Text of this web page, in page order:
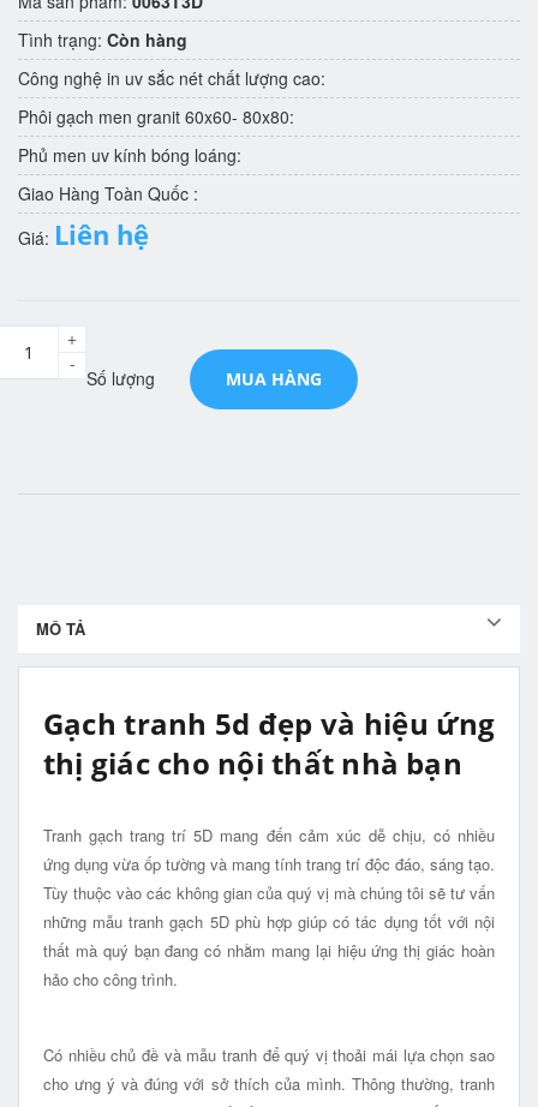
Tình trạng: Còn hàng
Công nghệ in uv sắc nét chất lượng cao:
Phôi gạch men granit 60x60- 80x80:
Phủ men uv kính bóng loáng:
Giao Hàng Toàn Quốc :
Giá: Liên hệ
Số lượng
-
+
MUA HÀNG
MÔ TẢ
Gạch tranh 5d đẹp và hiệu ứng
thị giác cho nội thất nhà bạn
Tranh gạch trang trí 5D mang đến cảm xúc dễ chịu, có nhiều
ứng dụng vừa ốp tường và mang tính trang trí độc đáo, sáng tạo.
Tùy thuộc vào các không gian của quý vị mà chúng tôi sẽ tư vấn
những mẫu tranh gạch 5D phù hợp giúp có tác dụng tốt với nội
thất mà quý bạn đang có nhằm mang lại hiệu ứng thị giác hoàn
hảo cho công trình.
Có nhiều chủ đề và mẫu tranh để quý vị thoải mái lựa chọn sao
cho ưng ý và đúng với sở thích của mình. Thông thường, tranh